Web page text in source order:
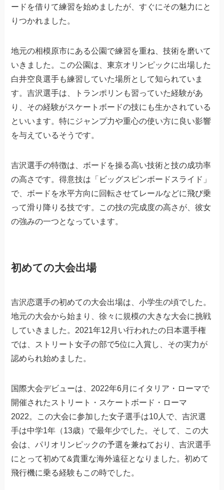
ードを借りて練習を始めましたが、すぐにその魅力にと
りつかれました。
地元の相模原市にある公園で練習を重ね、技術を磨いて
いきました。この公園は、東京オリンピックに出場した
白井空良選手も練習していた場所として知られていま
す。吉沢選手は、トランポリンも習っていた経験があ
り、その経験がスケートボードの技にも生かされている
といいます。特にジャンプ力や重心の使い方に良い影響
を与えているそうです。
吉沢選手の特徴は、ボードを操る高い技術と技の成功率
の高さです。得意技は「ビッグスピンボードスライド」
で、ボードを水平方向に回転させてレールなどに飛び乗
って滑り降りる技です。この技の完成度の高さが、彼女
の強みの一つとなっています。
初めての大会出場
吉沢恋選手の初めての大会出場は、小学生の頃でした。
地元の大会から始まり、徐々に規模の大きな大会に挑戦
していきました。2021年12月い行われたの日本選手権
では、ストリート女子の部で5位に入賞し、その実力が
認められ始めました。
国際大会デビューは、2022年6月にイタリア・ローマで
開催されたストリート・スケートボード・ローマ
2022。この大会に参加した女子選手は10人で、吉沢選
手は中学1年（13歳）で最年少でした。そして、この大
会は、パリオリンピックの予選を兼ねており、吉沢選手
にとって初めて&貴重な海外遠征となりました。初めて
飛行機に乗る経験もこの時でした。